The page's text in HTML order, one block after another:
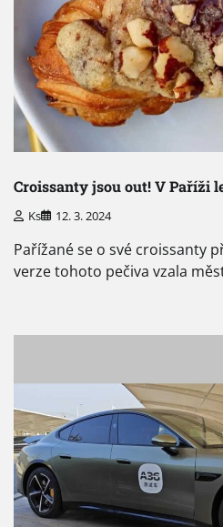
Croissanty jsou out! V Paříži
Ks 12. 3. 2024
Pařížané se o své croissanty
verze tohoto pečiva vzala